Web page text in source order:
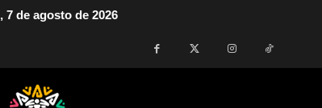
7 de agosto de 2026